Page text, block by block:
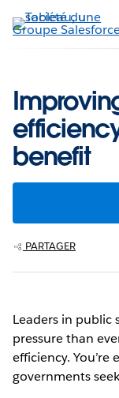
Aller
au
benefit
PARTAGER
Leaders in public
pressure than
efficiency.
governments